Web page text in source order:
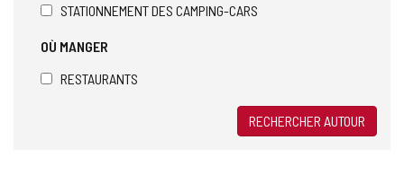
STATIONNEMENT DES CAMPING-CARS
OÙ MANGER
RESTAURANTS
RECHERCHER AUTOUR